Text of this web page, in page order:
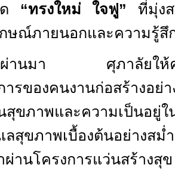
“ทรงใหม่ ใจฟู” ที่มุ่งส
ษณ์ภายนอกและความรู้สึ
านมา ศุภาลัยให้คว
ารของคนงานก่อสร้างอย่
สุขภาพและความเป็นอยู่
ลสุขภาพเบื้องต้นอย่างส
ผ่านโครงการแว่นสร้าง